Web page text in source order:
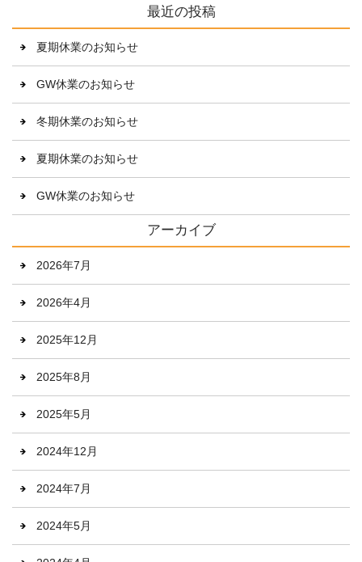
最近の投稿
夏期休業のお知らせ
GW休業のお知らせ
冬期休業のお知らせ
夏期休業のお知らせ
GW休業のお知らせ
アーカイブ
2026年7月
2026年4月
2025年12月
2025年8月
2025年5月
2024年12月
2024年7月
2024年5月